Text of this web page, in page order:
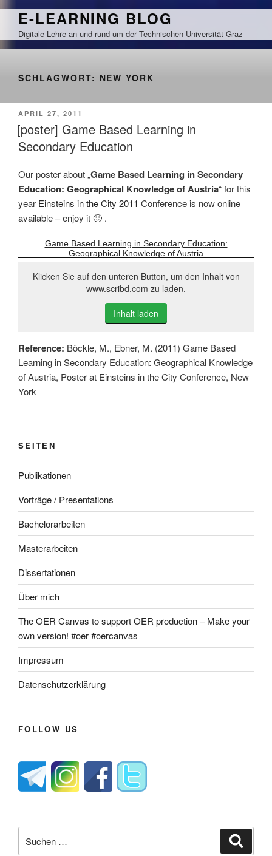
Zum
springen
E-LEARNING BLOG
Digitale Lehre an und rund um der Technischen Universität Graz
SCHLAGWORT: NEW YORK
VERÖFFENTLICHT
AM
APRIL 27, 2011
[poster] Game Based Learning in
Secondary Education
Our poster about „Game Based Learning in Secondary
Education: Geographical Knowledge of Austria“ for this
year Einsteins in the City 2011 Conference is now online
available – enjoy it 🙂 .
Game Based Learning in Secondary Education:
Geographical Knowledge of Austria
Klicken Sie auf den unteren Button, um den Inhalt von
www.scribd.com zu laden.
Inhalt laden
Reference: Böckle, M., Ebner, M. (2011) Game Based
Learning in Secondary Education: Geographical Knowledge
of Austria, Poster at Einsteins in the City Conference, New
York
SEITEN
Publikationen
Vorträge / Presentations
Bachelorarbeiten
Masterarbeiten
Dissertationen
Über mich
The OER Canvas to support OER production – Make your
own version! #oer #oercanvas
Impressum
Datenschutzerklärung
FOLLOW US
nach: